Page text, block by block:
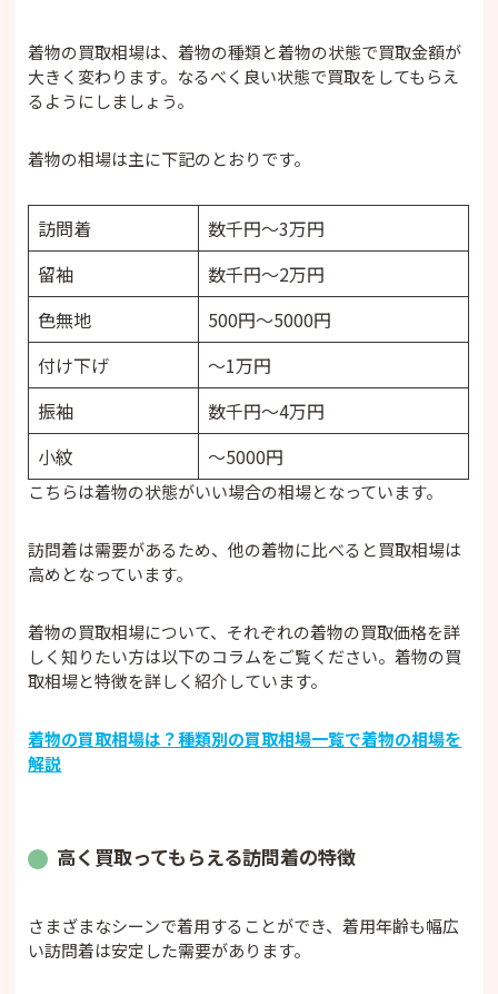
着物の買取相場は、着物の種類と着物の状態で買取金額が
大きく変わります。なるべく良い状態で買取をしてもらえ
るようにしましょう。
着物の相場は主に下記のとおりです。
訪問着
数千円～3万円
留袖
数千円～2万円
色無地
500円～5000円
付け下げ
～1万円
振袖
数千円～4万円
小紋
～5000円
こちらは着物の状態がいい場合の相場となっています。
訪問着は需要があるため、他の着物に比べると買取相場は
高めとなっています。
着物の買取相場について、それぞれの着物の買取価格を詳
しく知りたい方は以下のコラムをご覧ください。着物の買
取相場と特徴を詳しく紹介しています。
着物の買取相場は？種類別の買取相場一覧で着物の相場を
解説
高く買取ってもらえる訪問着の特徴
さまざまなシーンで着用することができ、着用年齢も幅広
い訪問着は安定した需要があります。